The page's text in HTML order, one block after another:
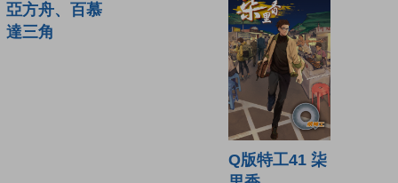
亞方舟、百慕
達三角
Q版特工41 柒